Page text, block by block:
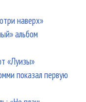
наверх»
альбом
«Луизы»
показал первую